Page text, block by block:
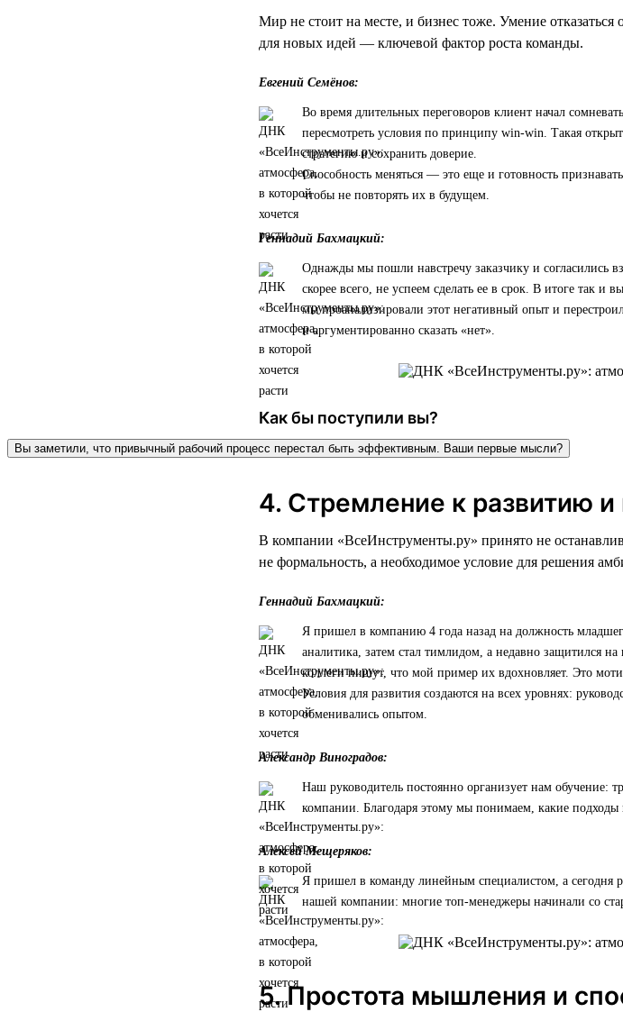
Мир не стоит на месте, и бизнес тоже. Умение
для новых идей — ключевой фактор роста команды.
Евгений Семёнов:
Во время длительных переговоров клиент начал
пересмотреть условия по принципу win-win. Такая
стратегию и сохранить доверие.
Способность меняться — это еще и готовность
чтобы не повторять их в будущем.
Геннадий Бахмацкий:
Однажды мы пошли навстречу заказчику и согласились
скорее всего, не успеем сделать ее в срок. В итоге так и
мы проанализировали этот негативный опыт и
и аргументированно сказать «нет».
Как бы поступили вы?
Вы заметили, что привычный рабочий процесс перестал быть эффективным. Ваши первые мысли?
4. Стремление к развитию
В компании «ВсеИнструменты.ру» принято не
не формальность, а необходимое условие для решения
Геннадий Бахмацкий:
Я пришел в компанию 4 года назад на должность
аналитика, затем стал тимлидом, а недавно защитился
коллеги пишут, что мой пример их вдохновляет. Это
Условия для развития создаются на всех уровнях:
обменивались опытом.
Александр Виноградов:
Наш руководитель постоянно организует нам обучение:
компании. Благодаря этому мы понимаем, какие подходы
Алексей Мещеряков:
Я пришел в команду линейным специалистом, а сегодня
нашей компании: многие топ-менеджеры начинали со
5. Простота мышления и